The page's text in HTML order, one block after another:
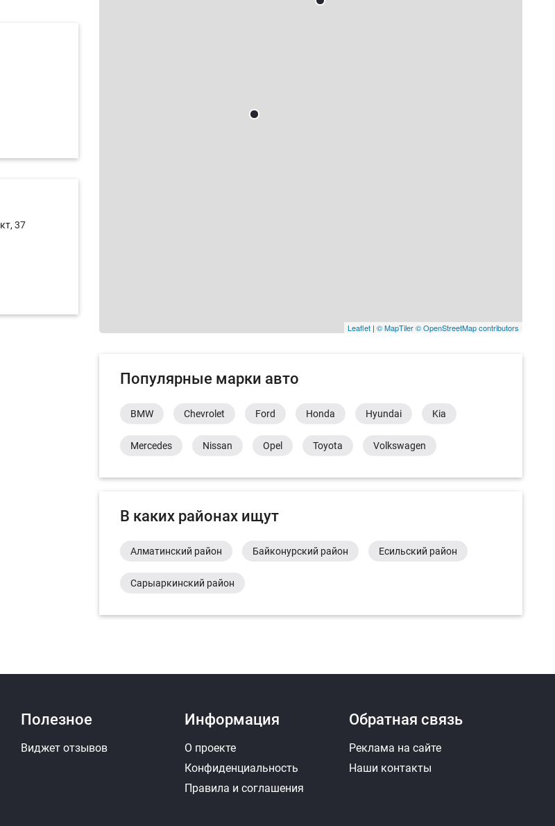
37
Leaflet | © MapTiler© OpenStreetMap contributors
Популярные марки авто
BMW Chevrolet Ford Honda Hyundai Kia
Mercedes Nissan Opel Toyota Volkswagen
В каких районах ищут
Алматинский район Байконурский район Есильский район
Сарыаркинский район
Полезное
Виджет отзывов
Информация
О проекте
Конфиденциальность
Правила и соглашения
Обратная связь
Реклама на сайте
Наши контакты